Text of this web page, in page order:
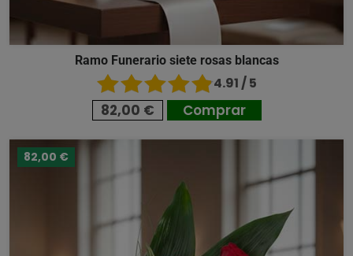
Ramo Funerario siete rosas blancas
4.91 / 5
82,00 € Comprar
82,00 €